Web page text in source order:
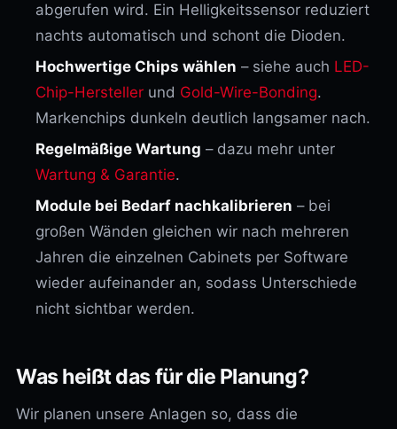
abgerufen wird. Ein Helligkeitssensor reduziert
nachts automatisch und schont die Dioden.
Hochwertige Chips wählen – siehe auch LED-
Chip-Hersteller und Gold-Wire-Bonding.
Markenchips dunkeln deutlich langsamer nach.
Regelmäßige Wartung – dazu mehr unter
Wartung & Garantie.
Module bei Bedarf nachkalibrieren – bei
großen Wänden gleichen wir nach mehreren
Jahren die einzelnen Cabinets per Software
wieder aufeinander an, sodass Unterschiede
nicht sichtbar werden.
Was heißt das für die Planung?
Wir planen unsere Anlagen so, dass die